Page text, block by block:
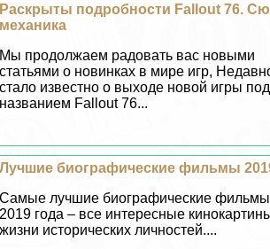
Раскрыты подробности Fallout 76.
механика
Мы продолжаем радовать вас новыми
статьями о новинках в мире игр,
стало известно о выходе новой игры под
названием Fallout 76...
Лучшие биографические фильмы
Самые лучшие биографические фильмы
2019 года – все интересные
жизни исторических личностей....